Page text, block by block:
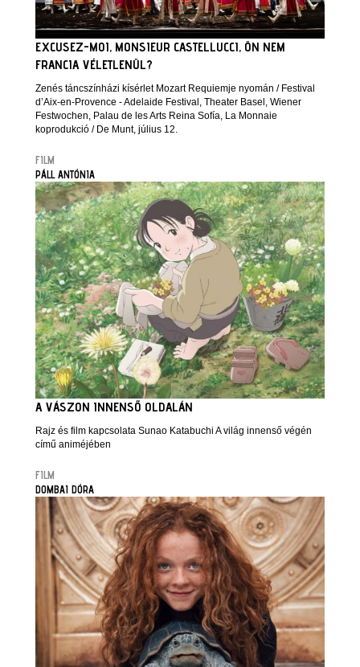
EXCUSEZ-MOI, MONSIEUR CASTELLUCCI, ÖN NEM
FRANCIA VÉLETLENÜL?
Zenés táncszínházi kísérlet Mozart Requiemje nyomán / Festival
d’Aix-en-Provence - Adelaide Festival, Theater Basel, Wiener
Festwochen, Palau de les Arts Reina Sofía, La Monnaie
koprodukció / De Munt, július 12.
FILM
PÁLL ANTÓNIA
A VÁSZON INNENSŐ OLDALÁN
Rajz és film kapcsolata Sunao Katabuchi A világ innenső végén
című animéjében
FILM
DOMBAI DÓRA